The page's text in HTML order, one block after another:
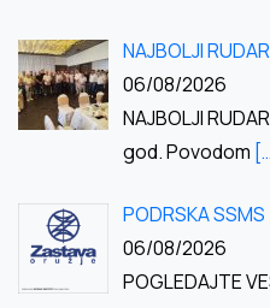
NAJBOLJI
06/08/2026
NAJBOLJI
god. Povodom
PODRSKA
06/08/2026
POGLEDAJTE